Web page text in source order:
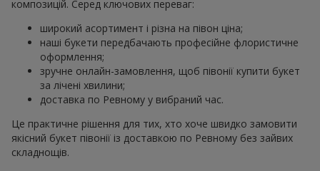
композицій. Серед ключових переваг:
широкий асортимент і різна на півон ціна;
наші букети передбачають професійне флористичне
оформлення;
зручне онлайн-замовлення, щоб півонії купити букет
за лічені хвилини;
доставка по Ревному у вибраний час.
Це практичне рішення для тих, хто хоче швидко замовити
якісний букет півонії із доставкою по Ревному без зайвих
складнощів.